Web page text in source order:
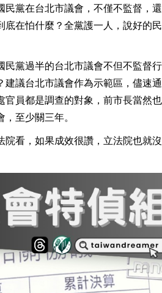
民黨在台北市議會，不僅不監督，
底在怕什麼？全黨護一人，說好的
民黨過半的台北市議會不但不監督
議台北市議會作為示範區，儘速
員都是調查的對象，前市長當然
至少關三年。
院看，如果成效很讚，立法院也就